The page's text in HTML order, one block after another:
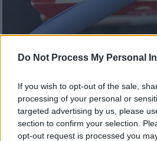
Do Not Process My Personal
If you wish to opt-out of the sale,
processing of your personal or
targeted advertising by us, please
section to confirm your selection.
opt-out request is processed you
Υγεία| 24.10.2023 14:20
Σάλος στην Αυστρία:
σοβαρές παρενέργειες
πήραν πλαστά Ozempic